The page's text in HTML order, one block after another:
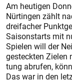
Am heutigen
Nürtingen zählt
dreifacher
Saisonstarts mit
Spielen will der
gesteckten Zielen
tung abrufen,
Das war in den